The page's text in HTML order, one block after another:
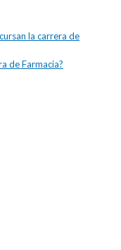
la carrera de
de Farmacia?